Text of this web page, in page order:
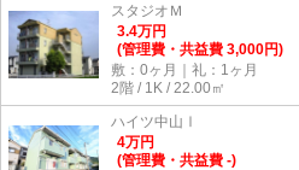
スタジオＭ
3.4万円
(管理費・共益費 3,000円)
敷：0ヶ月｜礼：1ヶ月
2階 / 1K / 22.00㎡
ハイツ中山Ⅰ
4万円
(管理費・共益費 -)